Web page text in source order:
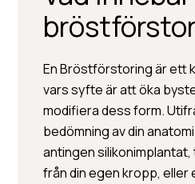
En Bröstförstoring är ett
vars syfte är att öka
modifiera dess form.
bedömning av din
antingen
från din egen kropp, eller